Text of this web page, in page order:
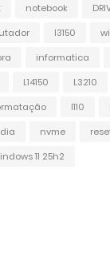
notebook
l3150
informatica
L14150 L3210
l110
nvme
11 25h2